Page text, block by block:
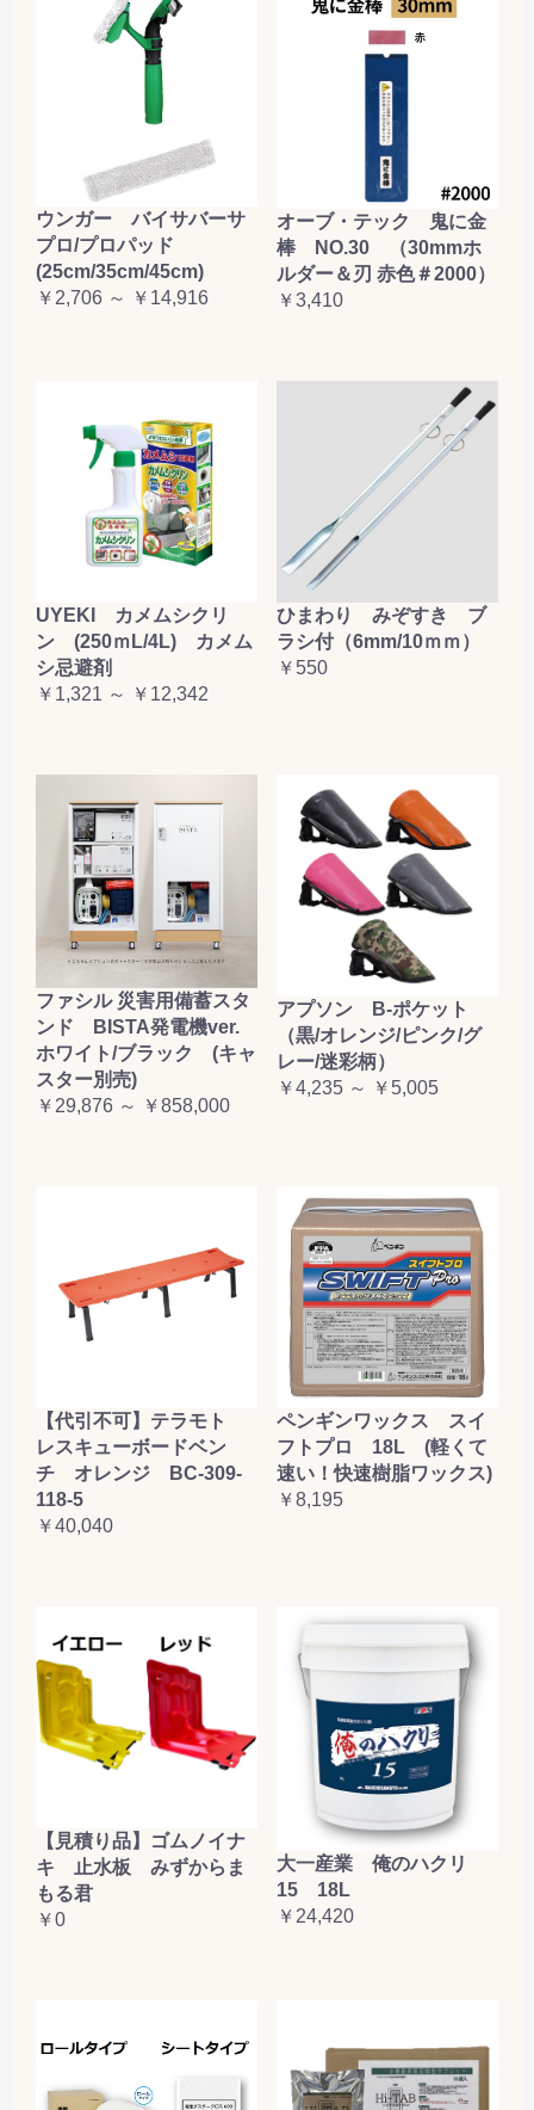
お買い物を続ける カートへ進む
ウンガー バイサバーサ
プロ/プロパッド
(25cm/35cm/45cm)
￥2,706 ～ ￥14,916
オーブ・テック 鬼に金
棒 NO.30 （30mmホ
ルダー＆刃 赤色＃2000）
￥3,410
UYEKI カメムシクリ
ン (250ｍL/4L) カメム
シ忌避剤
￥1,321 ～ ￥12,342
ひまわり みぞすき ブ
ラシ付（6mm/10ｍｍ）
￥550
ファシル 災害用備蓄スタ
ンド BISTA発電機ver.
ホワイト/ブラック (キャ
スター別売)
￥29,876 ～ ￥858,000
アプソン B-ポケット
（黒/オレンジ/ピンク/グ
レー/迷彩柄）
￥4,235 ～ ￥5,005
【代引不可】テラモト
レスキューボードベン
チ オレンジ BC-309-
118-5
￥40,040
ペンギンワックス スイ
フトプロ 18L (軽くて
速い！快速樹脂ワックス)
￥8,195
【見積り品】ゴムノイナ
キ 止水板 みずからま
もる君
￥0
大一産業 俺のハクリ
15 18L
￥24,420